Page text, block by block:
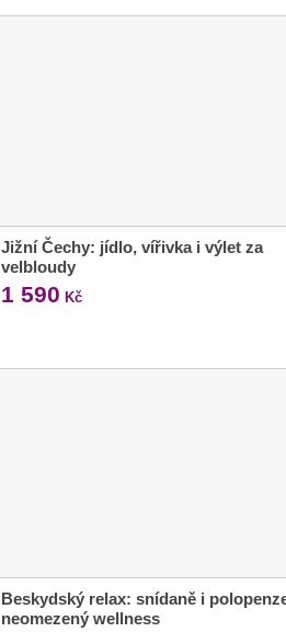
Jižní Čechy: jídlo, vířivka i výlet za
velbloudy
1 590 Kč
Beskydský relax: snídaně i
neomezený wellness